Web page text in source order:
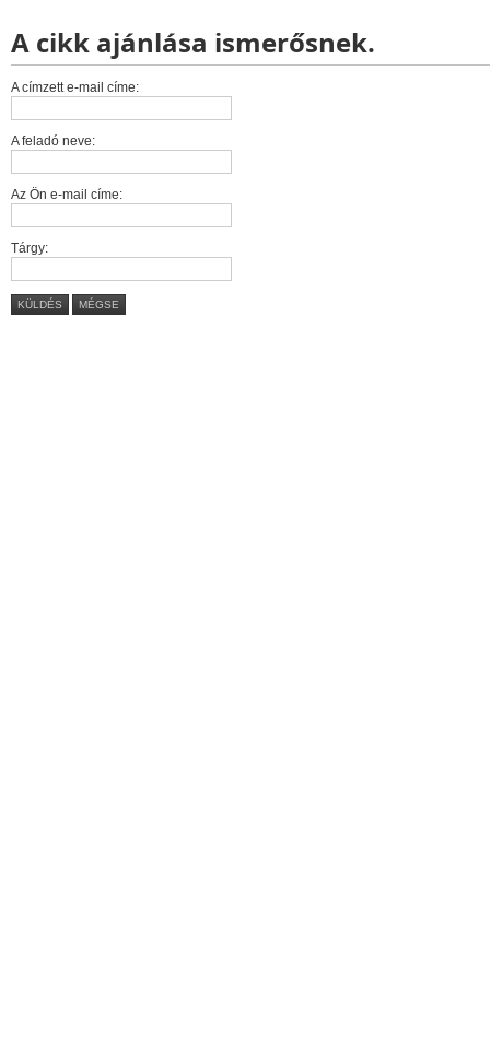
A cikk ajánlása ismerősnek.
A címzett e-mail címe:
A feladó neve:
Az Ön e-mail címe:
Tárgy:
KÜLDÉS MÉGSE